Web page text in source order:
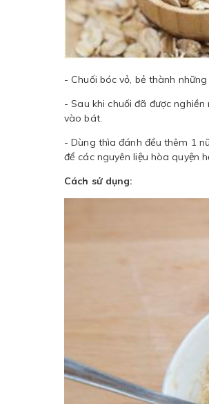
- Chuối bóc vỏ, bẻ thành
- Sau khi chuối đã được
vào bát.
- Dùng thìa đánh đều thêm 1
để các nguyên liệu hòa quyện
Cách sử dụng: